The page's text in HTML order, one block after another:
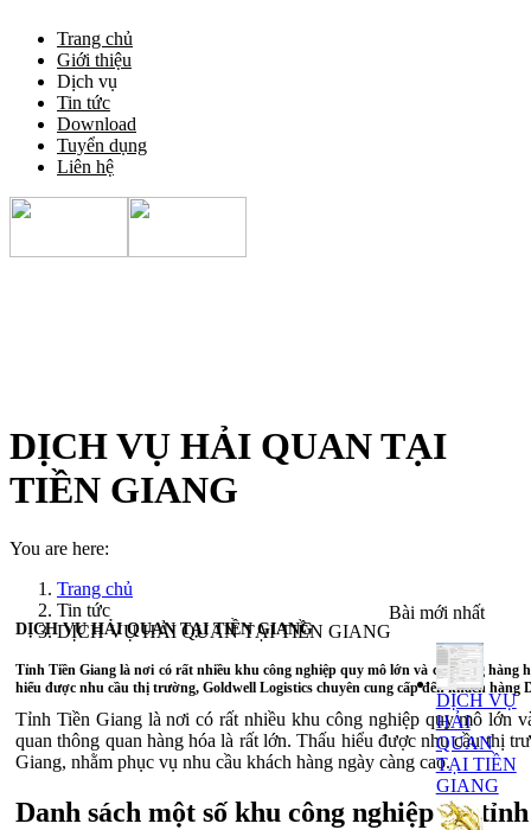
Trang chủ
Giới thiệu
Dịch vụ
Tin tức
Download
Tuyển dụng
Liên hệ
DỊCH VỤ HẢI QUAN TẠI
TIỀN GIANG
You are here:
Trang chủ
Tin tức
DỊCH VỤ HẢI QUAN TẠI TIỀN GIANG
DỊCH VỤ HẢI QUAN TẠI TIỀN GIANG
Tỉnh Tiền Giang là nơi có rất nhiều khu công nghiệp quy mô lớn và có lượng
hiểu được nhu cầu thị trường, Goldwell Logistics chuyên cung cấp đến khách
Tỉnh Tiền Giang là nơi có rất nhiều khu công nghiệp quy mô lớn
quan thông quan hàng hóa là rất lớn. Thấu hiểu được nhu cầu thị
Giang, nhằm phục vụ nhu cầu khách hàng ngày càng cao.
Danh sách một số khu công nghiệp tại
Bài mới nhất
DỊCH VỤ
HẢI
QUAN
TẠI TIỀN
GIANG